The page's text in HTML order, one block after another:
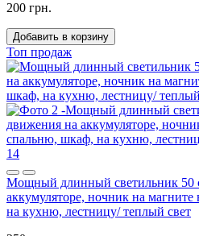
200 грн.
Добавить в корзину
Топ продаж
14
Мощный длинный светильник 50
аккумуляторе, ночник на
на кухню, лестницу/ теплый свет